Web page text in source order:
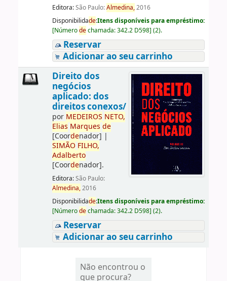
Editora:São Paulo:Almedina,2016
Disponibilidade:Itens disponíveis para empréstimo:
[Númerodechamada:342.2 D598] (2).
Reservar
Adicionar ao seu carrinho
Direito dos
negócios
aplicado: dos
direitos conexos/
por MEDEIROS NETO,
Elias Marques de
[Coordenador] |
SIMÃO FILHO,
Adalberto
[Coordenador].
Editora:São Paulo:
Almedina,2016
Disponibilidade:Itens disponíveis para empréstimo:
[Númerodechamada:342.2 D598] (2).
Reservar
Adicionar ao seu carrinho
Não encontrou o
que procura?